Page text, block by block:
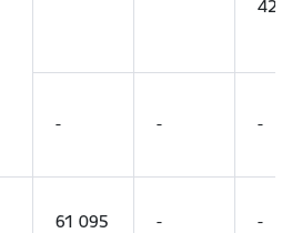
421
- - -
61 095 - -